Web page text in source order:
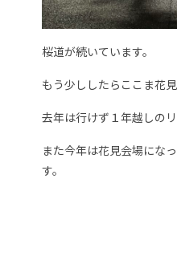
桜道が続いています。
もう少ししたらここま花
去年は行けず１年越しの
また今年は花見会場にな
す。